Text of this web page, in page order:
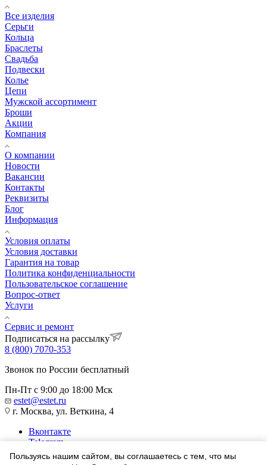
Все изделия
Серьги
Кольца
Браслеты
Свадьба
Подвески
Колье
Цепи
Мужской ассортимент
Броши
Акции
Компания
О компании
Новости
Вакансии
Контакты
Реквизиты
Блог
Информация
Условия оплаты
Условия доставки
Гарантия на товар
Политика конфиденциальности
Пользовательское соглашение
Вопрос-ответ
Услуги
Сервис и ремонт
Подписаться на рассылку
8 (800) 7070-353
Звонок по России бесплатный
Пн-Пт с 9:00 до 18:00 Мск
estet@estet.ru
г. Москва, ул. Веткина, 4
Вконтакте
Telegram
Одноклассники
Пользуясь нашим сайтом, вы соглашаетесь с тем, что мы